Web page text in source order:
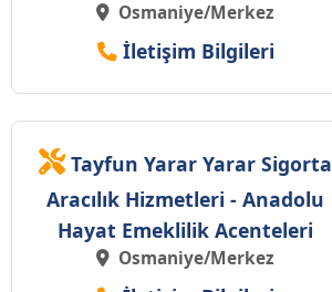
Osmaniye/Merkez
İletişim Bilgileri
Tayfun Yarar Yarar Sigorta
Aracılık Hizmetleri - Anadolu
Hayat Emeklilik Acenteleri
Osmaniye/Merkez